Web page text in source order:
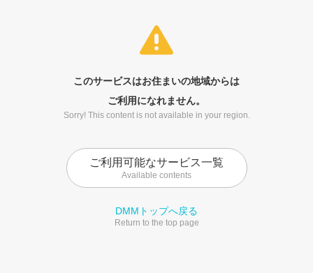
このサービスはお住まいの地域からは
ご利用になれません。
Sorry! This content is not available in your region.
ご利用可能なサービス一覧
Available contents
DMMトップへ戻る
Return to the top page